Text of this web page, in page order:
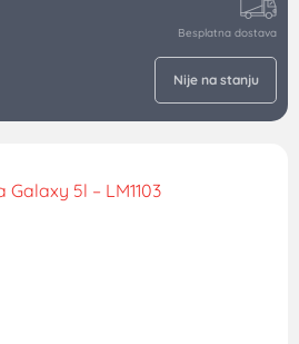
Besplatna dostava
Nije na stanju